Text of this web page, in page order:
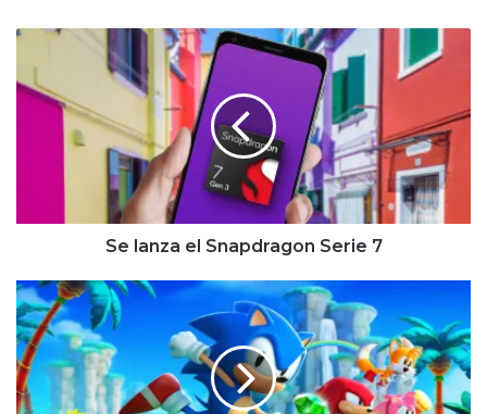
Se
el
Snapdragon
Se lanza el Snapdragon Serie 7
Review
Sonic
Superstars
-
Nintendo
Switch